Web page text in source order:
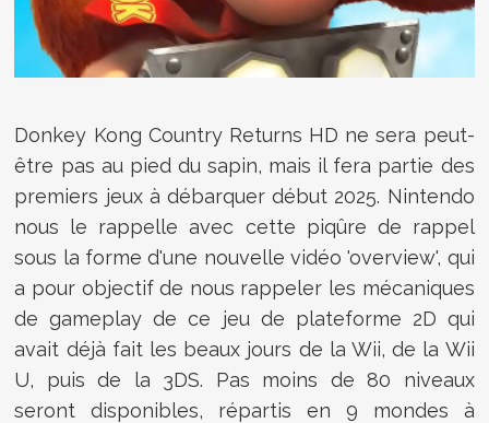
Donkey Kong Country Returns HD ne sera peut-
être pas au pied du sapin, mais il fera partie des
premiers jeux à débarquer début 2025. Nintendo
nous le rappelle avec cette piqûre de rappel
sous la forme d'une nouvelle vidéo 'overview', qui
a pour objectif de nous rappeler les mécaniques
de gameplay de ce jeu de plateforme 2D qui
avait déjà fait les beaux jours de la Wii, de la Wii
U, puis de la 3DS. Pas moins de 80 niveaux
seront disponibles, répartis en 9 mondes à